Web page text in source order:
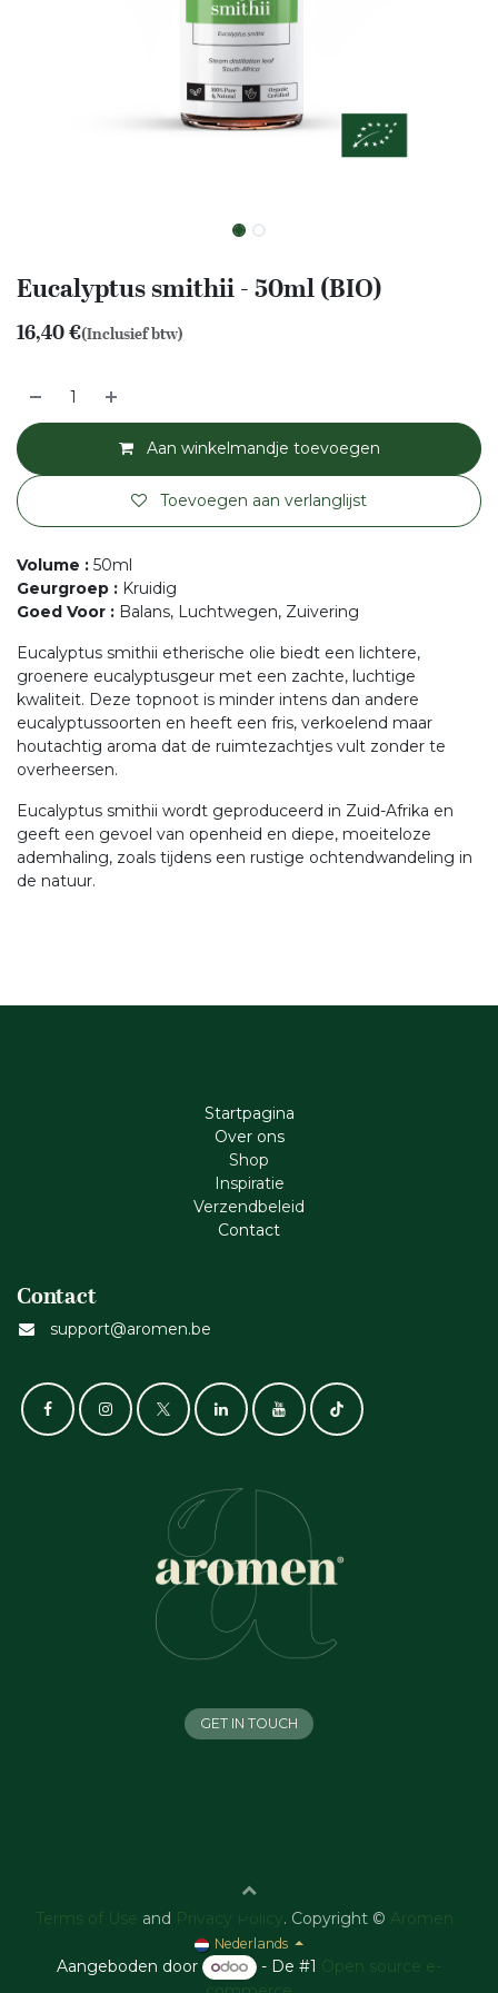
Eucalyptus smithii - 50ml (BIO)
16,40€(Inclusief btw)
Aan winkelmandje toevoegen
Toevoegen aan verlanglijst
Volume : 50ml
Geurgroep : Kruidig
Goed Voor : Balans, Luchtwegen, Zuivering
Eucalyptus smithii etherische olie biedt een lichtere,
groenere eucalyptusgeur met een zachte, luchtige
kwaliteit. Deze topnoot is minder intens dan andere
eucalyptussoorten en heeft een fris, verkoelend maar
houtachtig aroma dat de ruimtezachtjes vult zonder te
overheersen.
Eucalyptus smithii wordt geproduceerd in Zuid-Afrika en
geeft een gevoel van openheid en diepe, moeiteloze
ademhaling, zoals tijdens een rustige ochtendwandeling in
de natuur.
Startpagina
Ove​r​ ons
Shop
Inspiratie
Verzendbeleid
Cont​act
Contact
support@aromen.be
GET IN TOUCH
Terms of Use and Privacy Policy . Copyright © Aromen
Nederlands
Aangeboden door - De #1 Open source e-